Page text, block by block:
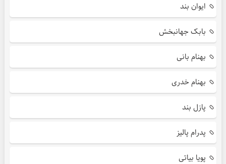
ایوان بند
بابک جهانبخش
بهنام بانی
بهنام خدری
پازل بند
پدرام پالیز
پویا بیاتی